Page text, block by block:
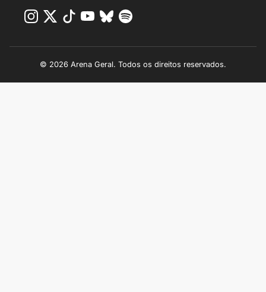
© 2026 Arena Geral. Todos os direitos reservados.